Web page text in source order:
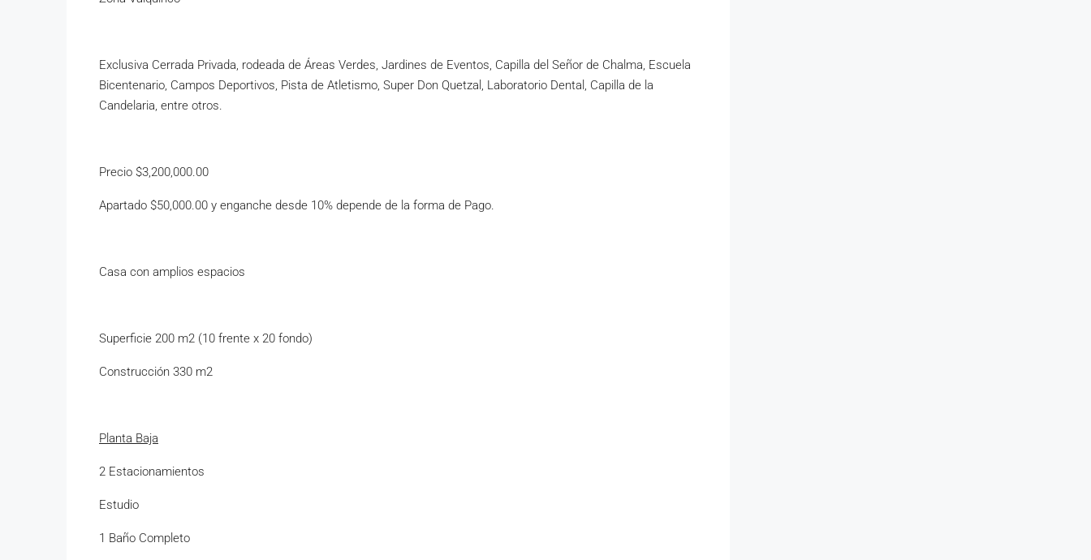
Exclusiva Cerrada Privada, rodeada de Áreas Verdes, Jardines de Eventos, Capilla del Señor de Chalma, Escuela
Bicentenario, Campos Deportivos, Pista de Atletismo, Super Don Quetzal, Laboratorio Dental, Capilla de la
Candelaria, entre otros.
Precio $3,200,000.00
Apartado $50,000.00 y enganche desde 10% depende de la forma de Pago.
Casa con amplios espacios
Superficie 200 m2 (10 frente x 20 fondo)
Construcción 330 m2
Planta Baja
2 Estacionamientos
Estudio
1 Baño Completo